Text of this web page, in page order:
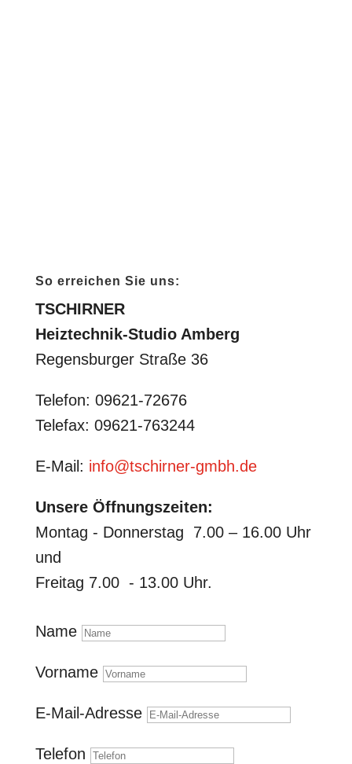
So erreichen Sie uns:
TSCHIRNER
Heiztechnik-Studio Amberg
Regensburger Straße 36
Telefon: 09621-72676
Telefax: 09621-763244
E-Mail: info@tschirner-gmbh.de
Unsere Öffnungszeiten:
Montag - Donnerstag 7.00 – 16.00 Uhr
und
Freitag 7.00 - 13.00 Uhr.
Name
Vorname
E-Mail-Adresse
Telefon